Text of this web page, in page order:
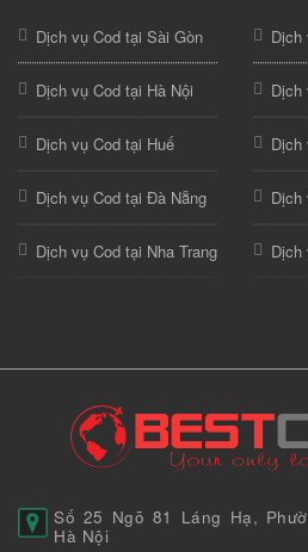
Dịch vụ Cod tại Sài Gòn
Dịch vụ Cod tại Hà Nội
Dịch vụ Cod tại Huế
Dịch vụ Cod tại Đà Nẵng
Dịch vụ Cod tại Nha Trang
Dịch
Dịch
Dịch
Dịch
Dịch
Số 25 Ngõ 81 Láng Hạ,
Hà Nội